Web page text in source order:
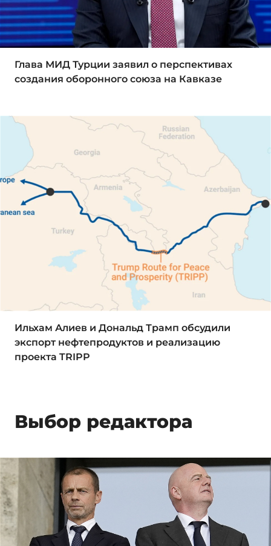
Глава МИД Турции заявил о перспективах
создания оборонного союза на Кавказе
Ильхам Алиев и Дональд Трамп обсудили
экспорт нефтепродуктов и реализацию
проекта TRIPP
Выбор редактора